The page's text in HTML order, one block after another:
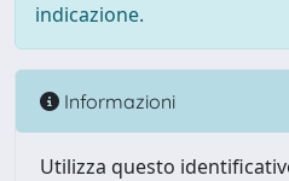
indicazione.
Informazioni
Utilizza questo